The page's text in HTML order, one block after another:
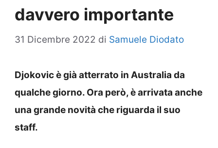
davvero importante
31 Dicembre 2022 di Samuele Diodato
Djokovic è già atterrato in Australia da
qualche giorno. Ora però, è arrivata anche
una grande novità che riguarda il suo
staff.